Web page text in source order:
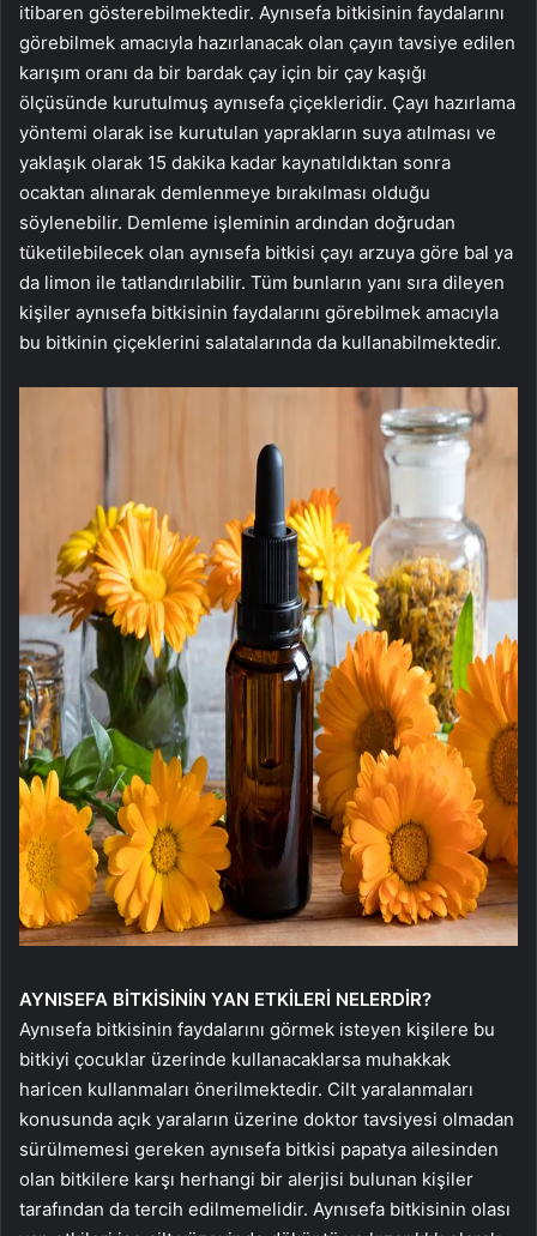
itibaren gösterebilmektedir. Aynısefa bitkisinin faydalarını
görebilmek amacıyla hazırlanacak olan çayın tavsiye edilen
karışım oranı da bir bardak çay için bir çay kaşığı
ölçüsünde kurutulmuş aynısefa çiçekleridir. Çayı hazırlama
yöntemi olarak ise kurutulan yaprakların suya atılması ve
yaklaşık olarak 15 dakika kadar kaynatıldıktan sonra
ocaktan alınarak demlenmeye bırakılması olduğu
söylenebilir. Demleme işleminin ardından doğrudan
tüketilebilecek olan aynısefa bitkisi çayı arzuya göre bal ya
da limon ile tatlandırılabilir. Tüm bunların yanı sıra dileyen
kişiler aynısefa bitkisinin faydalarını görebilmek amacıyla
bu bitkinin çiçeklerini salatalarında da kullanabilmektedir.
AYNISEFA BİTKİSİNİN YAN ETKİLERİ NELERDİR?
Aynısefa bitkisinin faydalarını görmek isteyen kişilere bu
bitkiyi çocuklar üzerinde kullanacaklarsa muhakkak
haricen kullanmaları önerilmektedir. Cilt yaralanmaları
konusunda açık yaraların üzerine doktor tavsiyesi olmadan
sürülmemesi gereken aynısefa bitkisi papatya ailesinden
olan bitkilere karşı herhangi bir alerjisi bulunan kişiler
tarafından da tercih edilmemelidir. Aynısefa bitkisinin olası